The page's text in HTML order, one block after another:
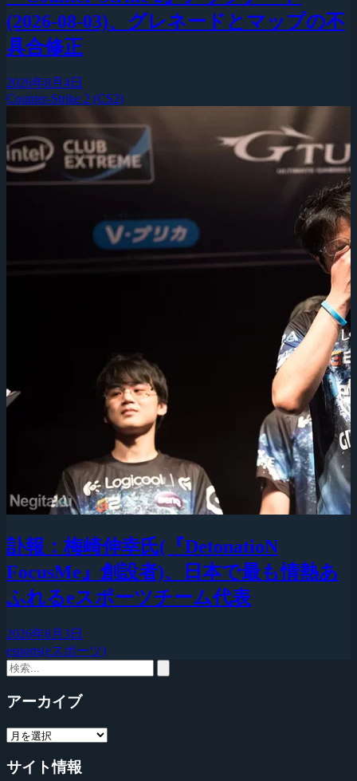
(2026-08-03)、グレネードとマップの不
具合修正
2026年8月4日
Counter-Strike 2 (CS2)
訃報：梅崎伸幸氏(『DetonatioN
FocusMe』創設者)、日本で最も情熱あ
ふれるeスポーツチーム代表
2026年8月3日
esports(eスポーツ)
アーカイブ
サイト情報